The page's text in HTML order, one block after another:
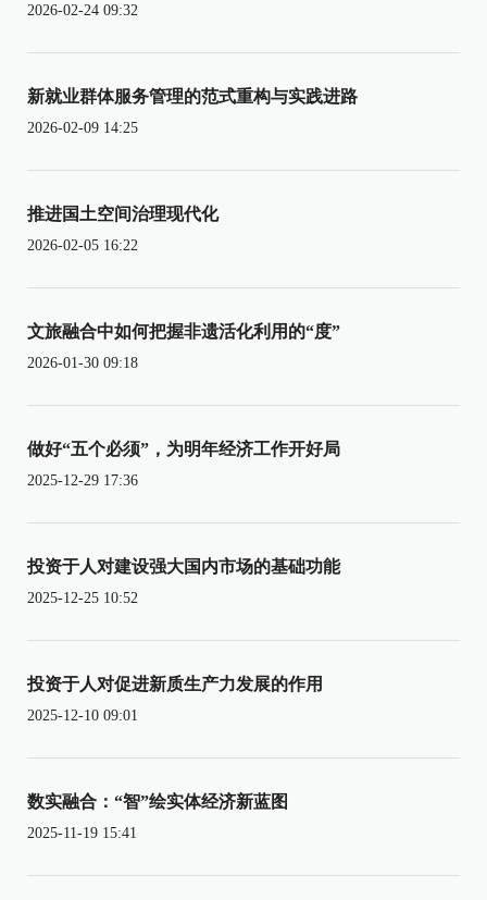
2026-02-24 09:32
新就业群体服务管理的范式重构与实践进路
2026-02-09 14:25
推进国土空间治理现代化
2026-02-05 16:22
文旅融合中如何把握非遗活化利用的“度”
2026-01-30 09:18
做好“五个必须”，为明年经济工作开好局
2025-12-29 17:36
投资于人对建设强大国内市场的基础功能
2025-12-25 10:52
投资于人对促进新质生产力发展的作用
2025-12-10 09:01
数实融合：“智”绘实体经济新蓝图
2025-11-19 15:41